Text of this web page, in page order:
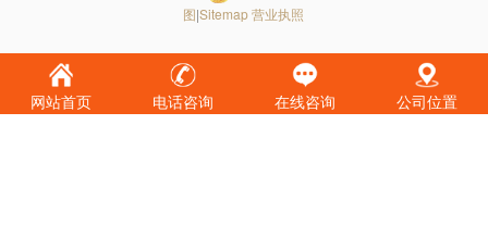
图|Sitemap 营业执照
网站首页 电话咨询 在线咨询 公司位置